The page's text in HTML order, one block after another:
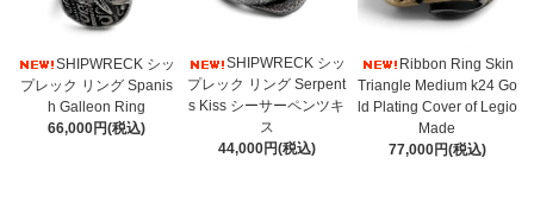
SHIPWRECK シッ
プレック リング Spanis
h Galleon Ring
66,000円(税込)
SHIPWRECK シッ
プレック リング Serpent
s Kiss シーサーペンツキ
ス
44,000円(税込)
Ribbon Ring Skin
Triangle Medium k24 Go
ld Plating Cover of Legio
Made
77,000円(税込)